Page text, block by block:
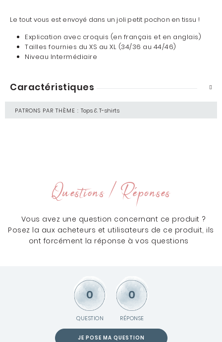
Le tout vous est envoyé dans un joli petit pochon en tissu !
Explication avec croquis (en français et en anglais)
Tailles fournies du XS au XL (34/36 au 44/46)
Niveau Intermédiaire
Caractéristiques
PATRONS PAR THÈME : Tops & T-shirts
Questions / Réponses
Vous avez une question concernant ce produit ?
Posez la aux acheteurs et utilisateurs de ce produit, ils
ont forcément la réponse à vos questions
0
QUESTION
0
RÉPONSE
JE POSE MA QUESTION